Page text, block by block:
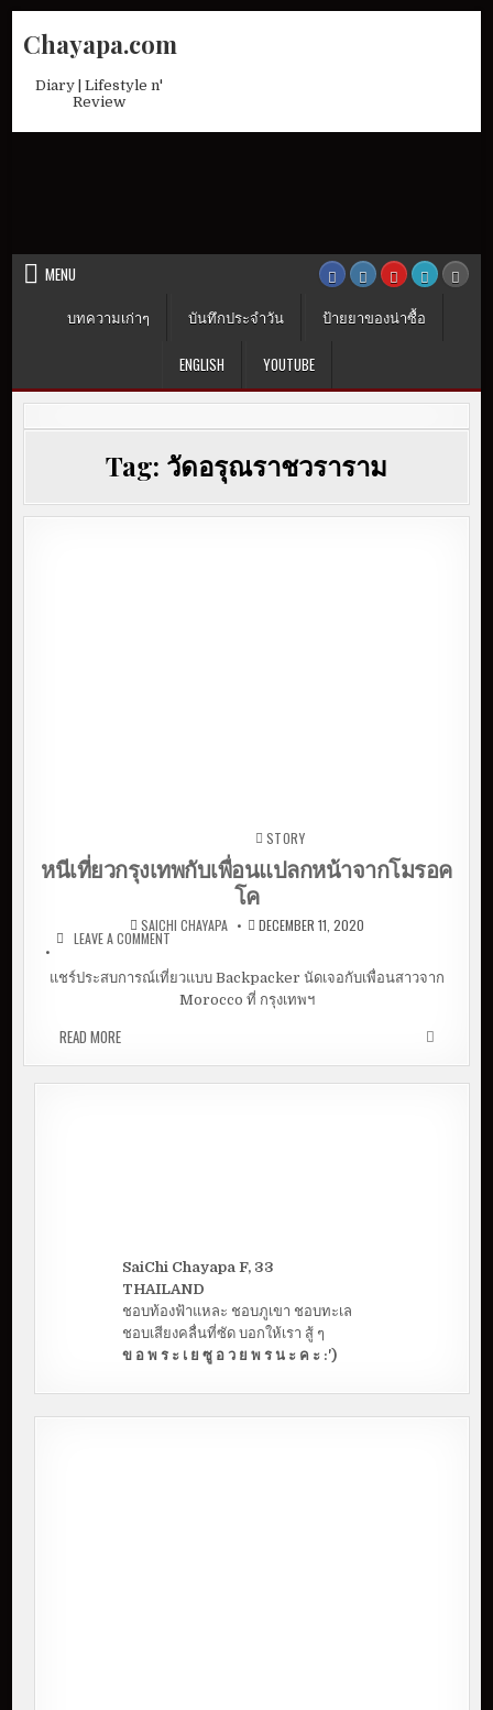
Chayapa.com
Diary | Lifestyle n'
Review
MENU
บทความเก่าๆ
บันทึกประจำวัน ป้ายยาของน่าซื้อ
ENGLISH YOUTUBE
Tag: วัดอรุณราชวราราม
STORY
หนีเที่ยวกรุงเทพกับเพื่อนแปลกหน้าจากโมรอค
โค
SAICHI CHAYAPA DECEMBER 11, 2020
LEAVE A COMMENT ON หนีเที่ยวกรุงเทพกับเพื่อนแปลกหน้าจากโมรอค
แชร์ประสบการณ์เที่ยวแบบ Backpacker นัดเจอกับเพื่อนสาวจาก
Morocco ที่ กรุงเทพฯ
READ MOREหนีเที่ยวกรุงเทพกับเพื่อนแปลกหน้าจากโมรอคโค
SaiChi Chayapa F, 33
THAILAND
ชอบท้องฟ้าแหละ ชอบภูเขา ชอบทะเล
ชอบเสียงคลื่นที่ซัด บอกให้เรา สู้ ๆ
ข อ พ ร ะ เ ย ซู อ ว ย พ ร น ะ ค ะ :')